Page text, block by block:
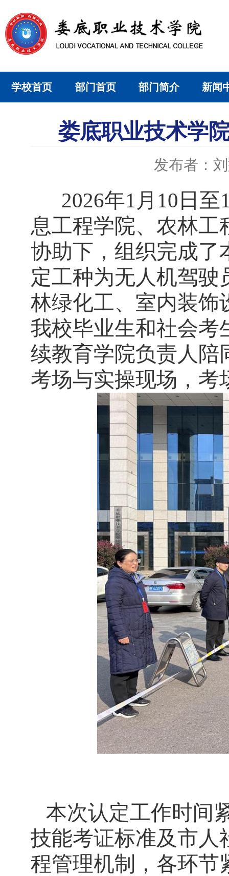
学校首页 部门首页 部门简介 新闻
娄底职业技术学
发布者：
2026年1 月 10 日至
息工程学院、 农林工
协助下， 组织完成了
定工种为无人机驾驶
林绿化工、室内装饰
我校毕业生和社会考
续教育学院负责人 陪
考场与实操现场，考
本次认定工作时间
技能考证标准及市人
程管理机制
， 各环节